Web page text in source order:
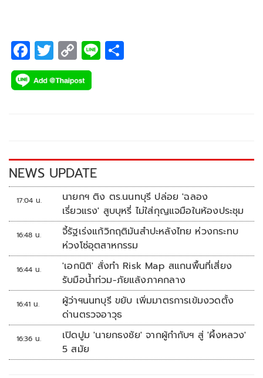
F
ac
e
k
T
wi
tt
C
o
p
k
Li
NEWS UPDATE
17:04 น.
นายกฯ ติง ตร.นนทบุรี ปล่อย 'ฉลอง
เรี่ยวแรง' สูบบุหรี่ ไม่ใส่กุญแจมือในห้องประชุม
16:48 น.
จี้รัฐเร่งแก้วิกฤติมันสำปะหลังไทย ห่วงกระทบ
ห่วงโซ่อุตสาหกรรม
16:44 น.
'เอกนิติ' สั่งทำ Risk Map สแกนพื้นที่เสี่ยง
รับมือน้ำท่วม-ภัยแล้งภาคกลาง
16:41 น.
ผู้ว่าฯนนทบุรี ขยับ เพิ่มมาตรการเข้มงวดตั้ง
ด่านตรวจอาวุธ
16:36 น.
เปิดปูม 'นายกธงชัย' จากผู้กำกับฯ สู่ 'ผึ้งหลวง'
5 สมัย